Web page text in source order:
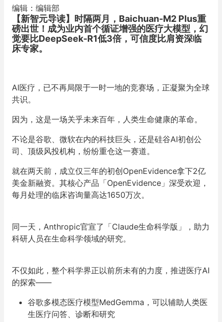
编辑：编辑部
【新智元导读】
时隔两月，Baichuan-M2 Plus重
磅出世！成为业内首个循证增强的医疗大模型，幻
觉要比DeepSeek-R1低3倍， 可信度比肩资深临
床专家。
AI医疗，已不再局限于一时一地的竞赛场，正凝聚为全球
共识。
因为，这是一场关乎未来百年，人类生命健康的革命。
不论是谷歌、微软在内的科技巨头，还是硅谷AI初创公
司、顶级风投机构，纷纷重仓这一赛道。
就在两天前，成立仅三年的初创OpenEvidence拿下2亿
美金新融资。其核心产品「OpenEvidence」深受欢迎，
每月处理的临床咨询量高达1650万次。
同一天，Anthropic官宣了「Claude生命科学版」，助力
科研人员在生命科学领域的研究。
不仅如此，整个科学界正以前所未有的力度，推进医疗AI
的探索——
谷歌多模态医疗模型MedGemma，可以辅助人类医
生医疗问答、诊断和研究